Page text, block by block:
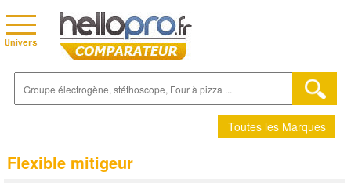
Toutes les Marques
Flexible mitigeur